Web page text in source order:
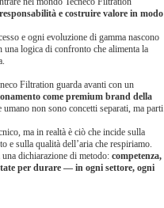
e costruire valore in modo
e ogni evoluzione di gamma nascono
logica di confronto che alimenta la
Filtration guarda avanti con un
come premium brand della
non sono concetti separati, ma parti
ma in realtà è ciò che incide sulla
e sulla qualità dell’aria che respiriamo.
dichiarazione di metodo: competenza,
per durare — in ogni settore, ogni